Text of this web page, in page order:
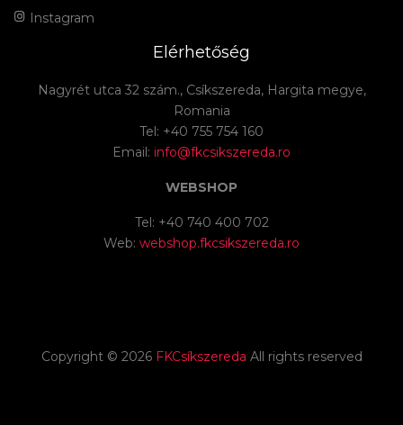
Instagram
Elérhetőség
Nagyrét utca 32 szám., Csíkszereda, Hargita megye,
Romania
Tel: +40 755 754 160
Email: info@fkcsikszereda.ro
WEBSHOP
Tel: +40 740 400 702
Web: webshop.fkcsikszereda.ro
Copyright © 2026 FKCsíkszereda All rights reserved